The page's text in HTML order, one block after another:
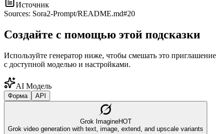
Источник
Sources: Sora2-Prompt/README.md#20
Создайте с помощью этой подсказки
Используйте генератор ниже, чтобы смешать это приглашение
с доступной моделью и настройками.
AI Модель
Форма API
Grok ImagineHOT
Grok video generation with text, image, extend, and upscale variants